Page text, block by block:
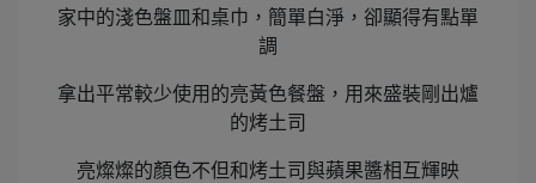
家中的淺色盤皿和桌巾，簡單白淨，卻顯得有點單
調
拿出平常較少使用的亮黃色餐盤，用來盛裝剛出爐
的烤土司
亮燦燦的顏色不但和烤土司與蘋果醬相互輝映